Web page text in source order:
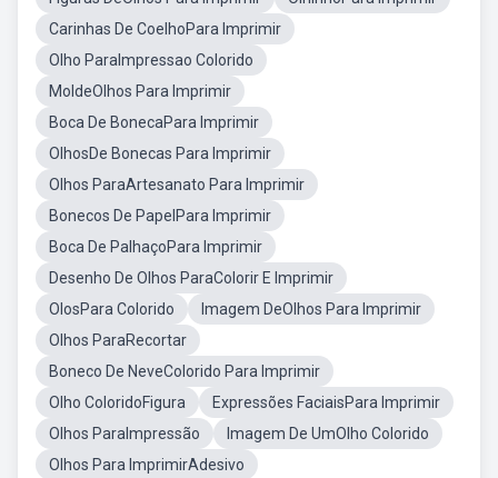
Carinhas De CoelhoPara Imprimir
Olho ParaImpressao Colorido
MoldeOlhos Para Imprimir
Boca De BonecaPara Imprimir
OlhosDe Bonecas Para Imprimir
Olhos ParaArtesanato Para Imprimir
Bonecos De PapelPara Imprimir
Boca De PalhaçoPara Imprimir
Desenho De Olhos ParaColorir E Imprimir
OlosPara Colorido
Imagem DeOlhos Para Imprimir
Olhos ParaRecortar
Boneco De NeveColorido Para Imprimir
Olho ColoridoFigura
Expressões FaciaisPara Imprimir
Olhos ParaImpressão
Imagem De UmOlho Colorido
Olhos Para ImprimirAdesivo